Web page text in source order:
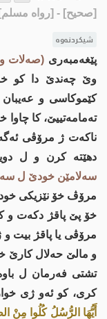
[صحيح] - [رواه مسلم]
شیکردنەوە
پێغه‌مبه‌ری (صه‌لات
وێ چه‌ندێ دا كو
كێموكاسی و
ته‌مامه‌تییێ، كا
ناكه‌ت ژ مرۆڤی
دهێته‌ كرن و ل
سه‌لامێن خودێ ل
مرۆڤ خۆ نێزیكی
خۆ پێ پاقژ دكه‌ت و
مرۆڤی یا پاقژ بیت
و مالێ حه‌لال كارێ
تشتی فه‌رمان ل
كری، كو ئه‌و ژی
أَيُّهَا الرُّسُلُ كُلُوا مِنْ